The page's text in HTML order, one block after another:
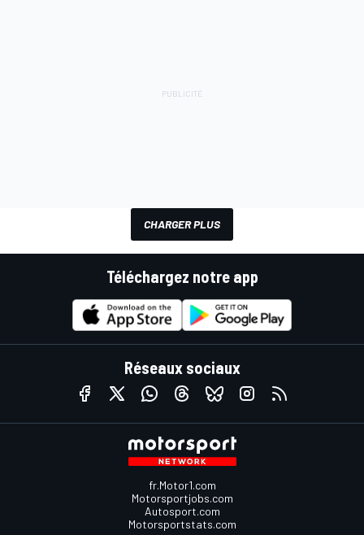
CHARGER PLUS
Téléchargez notre app
Réseaux sociaux
fr.Motor1.com
Motorsportjobs.com
Autosport.com
Motorsportstats.com